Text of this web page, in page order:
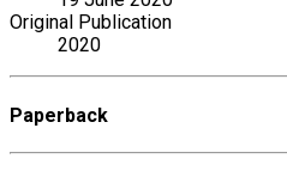
Original Publication
2020
Paperback